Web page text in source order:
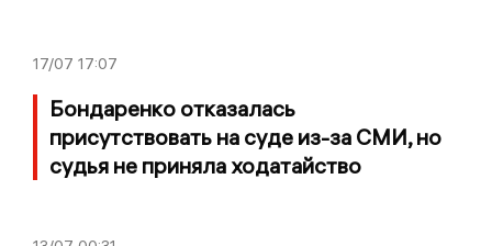
17/07 17:07
Бондаренко отказалась
присутствовать на суде из-за СМИ, но
судья не приняла ходатайство